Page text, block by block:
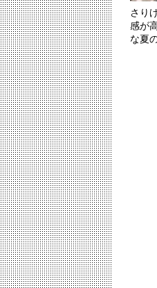
さり
感が
な夏